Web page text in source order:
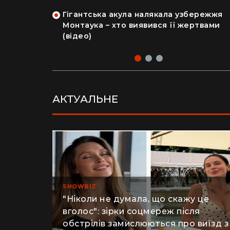
Гігантська акула налякала узбережжя
Монтаука – хто виявився її жертвами
SHOWBIZ
"Ніколи не думала, що скажу це
вголос": зірки соцмереж після